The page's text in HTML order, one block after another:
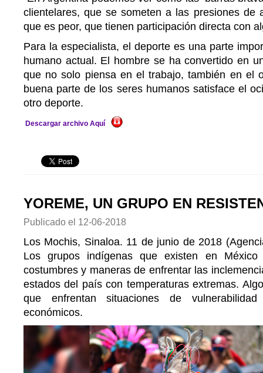
clientelares, que se someten a las presiones de
que es peor, que tienen participación directa con
Para la especialista, el deporte es una parte
humano actual. El hombre se ha convertido en
que no solo piensa en el trabajo, también en el
buena parte de los seres humanos satisface el
otro deporte.
Descargar archivo Aquí
YOREME, UN GRUPO EN
Publicado el 12-06-2018
Los Mochis, Sinaloa. 11 de junio de 2018
Los grupos indígenas que existen en México
costumbres y maneras de enfrentar las
estados del país con temperaturas extremas.
que enfrentan situaciones de
económicos.